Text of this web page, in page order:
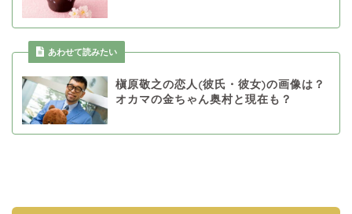
あわせて読みたい
槇原敬之の恋人(彼氏・彼女)の画像は？
オカマの金ちゃん奥村と現在も？